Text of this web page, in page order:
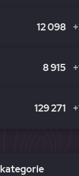
12 098
8 915
129 271